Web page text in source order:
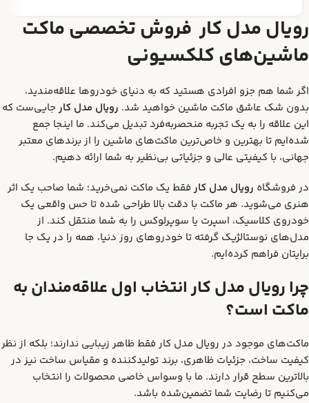
رویال مدل کار فروش تخصصی ماکت
ماشین‌های کلکسیونی
اگر شما هم جزو افرادی هستید که به دنیای خودروها علاقه‌مندید،
بدون شک عاشق ماکت ماشین خواهید شد. رویال مدل کار جایی‌ست که
این علاقه را به یک تجربه منحصربه‌فرد تبدیل می‌کند. ما اینجا جمع
شده‌ایم تا بهترین و خاص‌ترین ماکت‌های ماشین را از برندهای معتبر
جهانی، با کیفیتی عالی و جزئیاتی بی‌نظیر به شما ارائه دهیم.
در فروشگاه رویال مدل کار فقط یک ماکت نمی‌خرید؛ شما صاحب یک اثر
هنری می‌شوید. هر ماکت با دقت بالا طراحی شده تا حس واقعی یک
خودروی کلاسیک، اسپرت یا سوپرلوکس را به شما منتقل کند. از
مدل‌های نوستالژیک گرفته تا خودروهای روز دنیا، همه را در یک جا
برایتان فراهم کرده‌ایم.
چرا رویال مدل کار انتخاب اول علاقه‌مندان به
ماکت است؟
ماکت‌های موجود در رویال مدل کار فقط ظاهر زیبایی ندارند؛ بلکه از نظر
کیفیت ساخت، جزئیات ظاهری، برند تولیدکننده و مقیاس ساخت نیز در
بالاترین سطح قرار دارند. ما با وسواس خاصی محصولات را انتخاب
می‌کنیم تا رضایت شما تضمین‌شده باشد.